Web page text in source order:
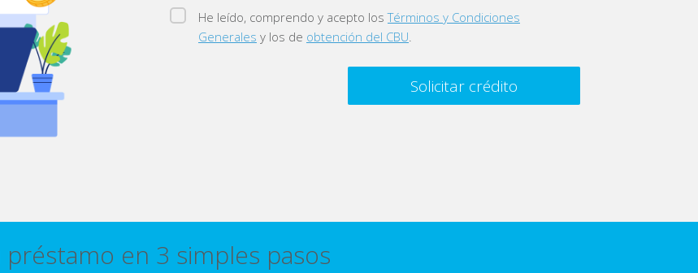
He leído, comprendo y acepto losTérminos y Condiciones
Generales y los de obtención del CBU
Solicitar crédito
préstamo en 3 simples pasos